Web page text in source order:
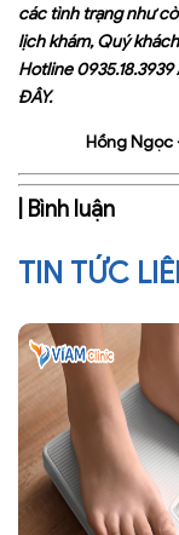
các tình trạng như
lịch khám, Quý
Hotline0935.18.3939
ĐÂY.
Hồng Ngọc
| Bình luận
TIN TỨC